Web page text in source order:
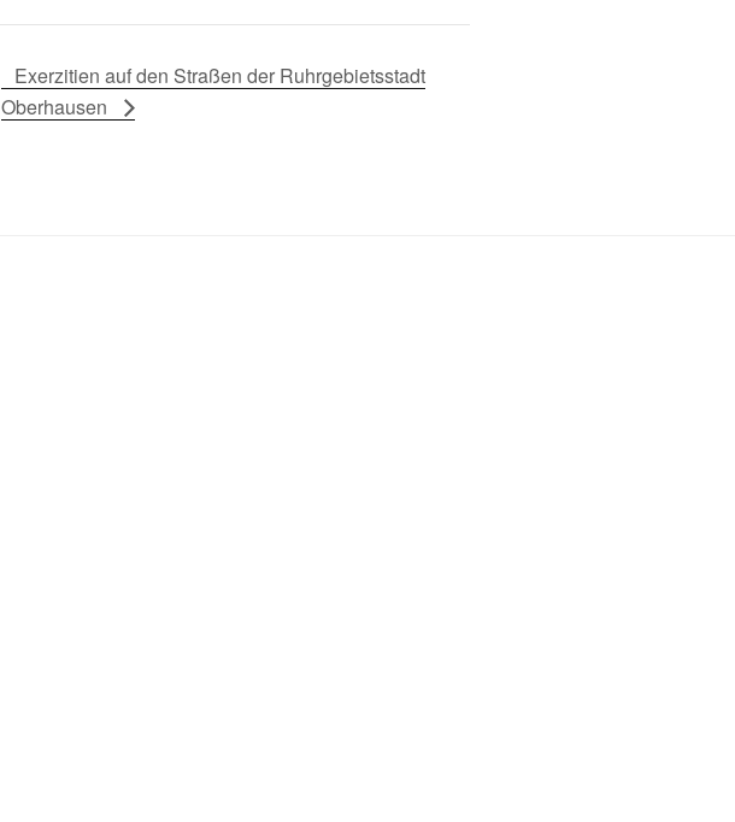
Exerzitien auf den Straßen der Ruhrgebietsstadt
Oberhausen